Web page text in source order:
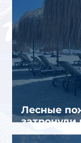
Лесные
затронули
Муглы